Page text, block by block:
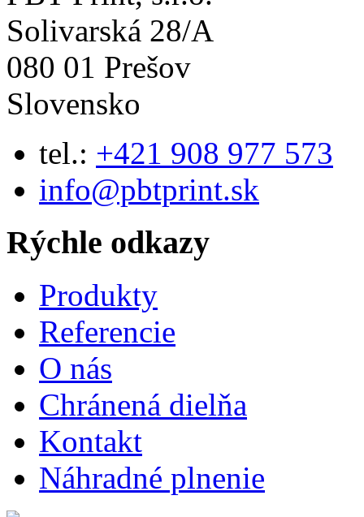
Solivarská 28/A
080 01 Prešov
Slovensko
tel.: +421 908 977 573
info@pbtprint.sk
Rýchle odkazy
Produkty
Referencie
O nás
Chránená dielňa
Kontakt
Náhradné plnenie